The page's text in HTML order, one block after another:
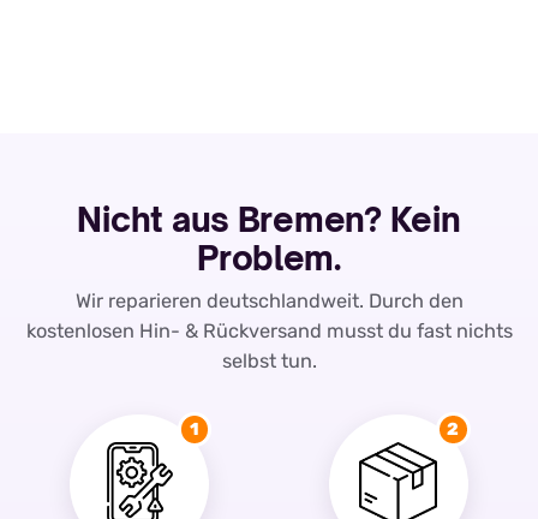
Nicht aus Bremen? Kein
Problem.
Wir reparieren deutschlandweit. Durch den
kostenlosen Hin- & Rückversand musst du fast nichts
selbst tun.
1 2